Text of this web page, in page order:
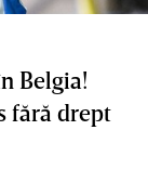
Belgia!
fără drept